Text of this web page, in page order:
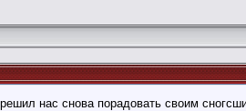
нас снова порадовать своим